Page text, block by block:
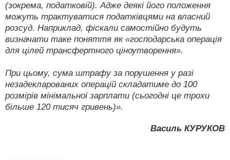
(зокрема, податковій). Адже деякі його положення
можуть трактуватися податківцями на власний
розсуд. Наприклад, фіскали самостійно будуть
визначати таке поняття як «господарська операція
для цілей трансфертного ціноутворення».
При цьому, сума штрафу за порушення у разі
незадекларованих операцій складатиме до 100
розмірів мінімальної зарплати (сьогодні це трохи
більше 120 тисяч гривень)».
Василь КУРУКОВ